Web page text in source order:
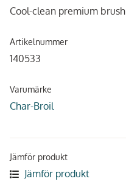
Cool-clean premium brush
Artikelnummer
140533
Varumärke
Char-Broil
Jämför produkt
Jämför produkt